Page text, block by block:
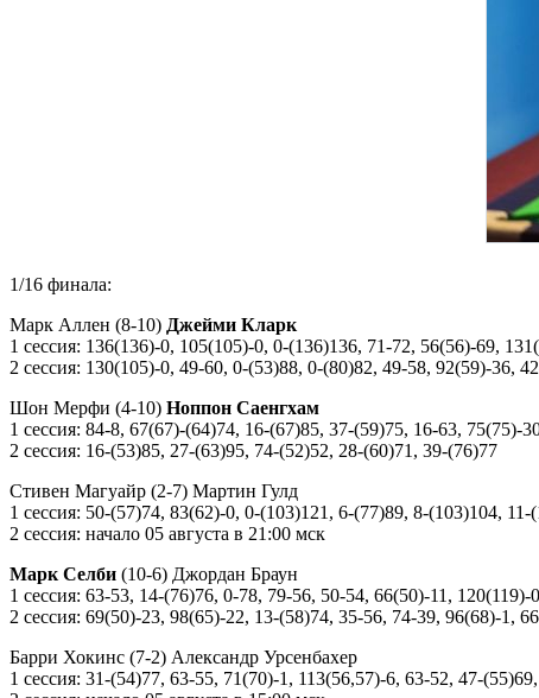
1/16 финала:
Марк Аллен (8-10) Джейми Кларк
1 сессия: 136(136)-0, 105(105)-0, 0-(136)136, 71-72, 56(56)-69,
2 сессия: 130(105)-0, 49-60, 0-(53)88, 0-(80)82, 49-58, 92(59)-36,
Шон Мерфи (4-10) Ноппон Саенгхам
1 сессия: 84-8, 67(67)-(64)74, 16-(67)85, 37-(59)75, 16-63, 75(75)-
2 сессия: 16-(53)85, 27-(63)95, 74-(52)52, 28-(60)71, 39-(76)77
Стивен Магуайр (2-7) Мартин Гулд
1 сессия: 50-(57)74, 83(62)-0, 0-(103)121, 6-(77)89, 8-(103)104,
2 сессия: начало 05 августа в 21:00 мск
Марк Селби (10-6) Джордан Браун
1 сессия: 63-53, 14-(76)76, 0-78, 79-56, 50-54, 66(50)-11, 120(119)-
2 сессия: 69(50)-23, 98(65)-22, 13-(58)74, 35-56, 74-39, 96(68)-1,
Барри Хокинс (7-2) Александр Урсенбахер
1 сессия: 31-(54)77, 63-55, 71(70)-1, 113(56,57)-6, 63-52, 47-